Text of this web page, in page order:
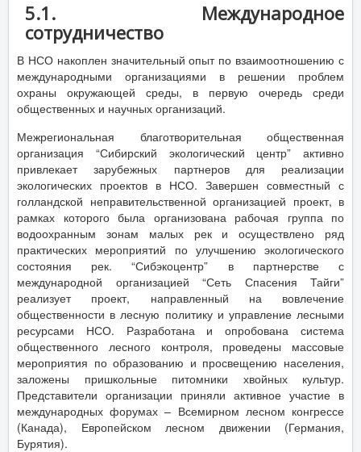
5.1. Международное
сотрудничество
В НСО накоплен значительный опыт по взаимоотношению с
международными организациями в решении проблем
охраны окружающей среды, в первую очередь среди
общественных и научных организаций.
Межрегиональная благотворительная общественная
организация “Сибирский экологический центр” активно
привлекает зарубежных партнеров для реализации
экологических проектов в НСО. Завершен совместный с
голландской неправительственной организацией проект, в
рамках которого была организована рабочая группа по
водоохранным зонам малых рек и осуществлено ряд
практических мероприятий по улучшению экологического
состояния рек. “Сибэкоцентр” в партнерстве с
международной организацией “Сеть Спасения Тайги”
реализует проект, направленный на вовлечение
общественности в лесную политику и управление лесными
ресурсами НСО. Разработана и опробована система
общественного лесного контроля, проведены массовые
мероприятия по образованию и просвещению населения,
заложены пришкольные питомники хвойных культур.
Представители организации приняли активное участие в
международных форумах – Всемирном лесном конгрессе
(Канада), Европейском лесном движении (Германия,
Бурятия).